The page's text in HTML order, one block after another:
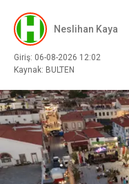
Neslihan Kaya
Giriş: 06-08-2026 12:02
Kaynak: BULTEN